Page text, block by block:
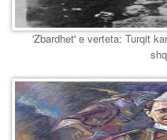
'Zbardhet' e verteta: Turqit